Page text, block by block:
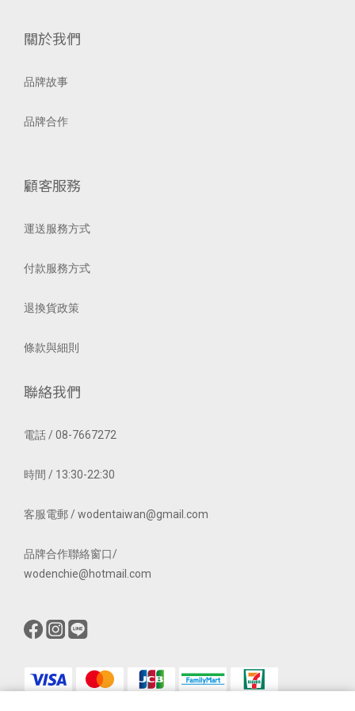
關於我們
品牌故事
品牌合作
顧客服務
運送服務方式
付款服務方式
退換貨政策
條款與細則
聯絡我們
電話 / 08-7667272
時間 / 13:30-22:30
客服電郵 / wodentaiwan@gmail.com
品牌合作聯絡窗口/
wodenchie@hotmail.com